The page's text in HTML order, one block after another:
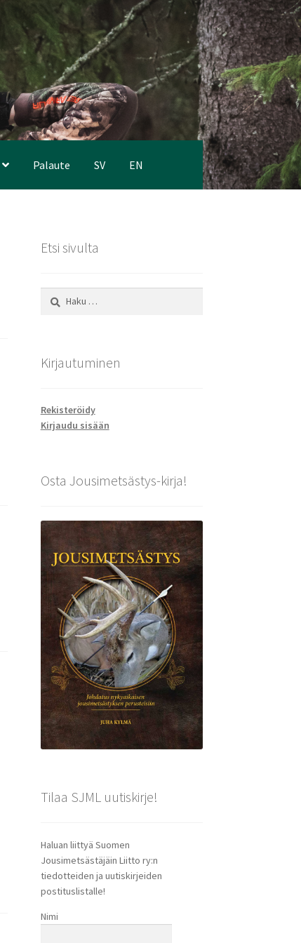
Palaute SV EN
Etsi sivulta
Haku:
Kirjautuminen
Rekisteröidy
Kirjaudu sisään
Osta Jousimetsästys-kirja!
Tilaa SJML uutiskirje!
Haluan liittyä Suomen
Jousimetsästäjäin Liitto ry:n
tiedotteiden ja uutiskirjeiden
postituslistalle!
Nimi